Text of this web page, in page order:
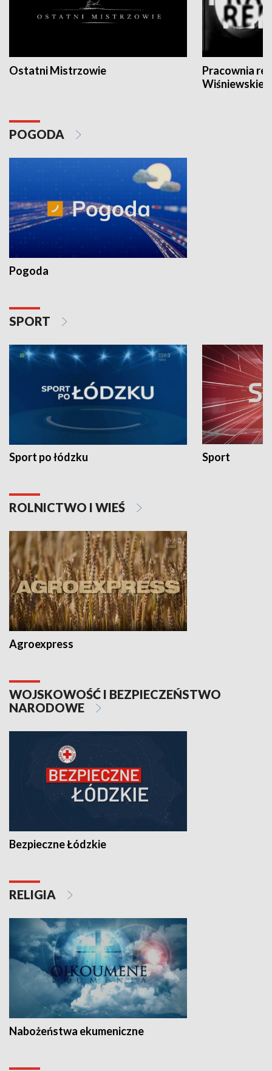
Ostatni Mistrzowie
Pracownia
POGODA
Pogoda
SPORT
Sport po łódzku Sport
ROLNICTWO I WIEŚ
Agroexpress
WOJSKOWOŚĆ I BEZPIECZEŃSTWO
NARODOWE
Bezpieczne Łódzkie
RELIGIA
Nabożeństwa ekumeniczne